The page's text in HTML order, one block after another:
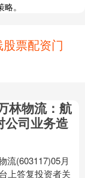
。
票配资门
林物流：航
公司业务造
流(603117)05月
上答复投资者关